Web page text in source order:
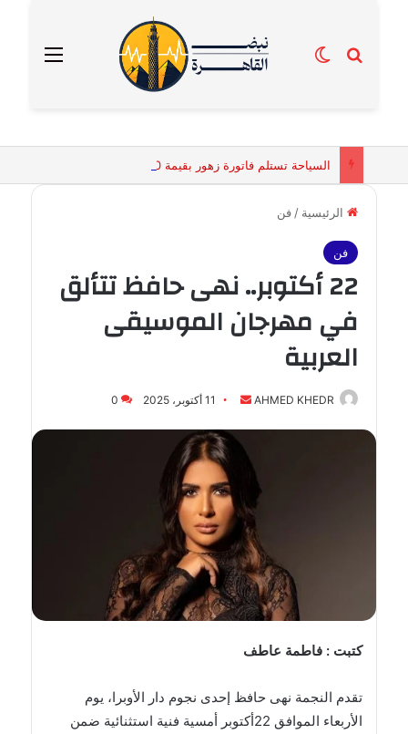
القائمة بحث عنالوضع المظلم
الرئيسية / فن
فن
22 أكتوبر.. نهى حافظ تتألق
في مهرجان الموسيقى
العربية
AHMED KHEDR
أرسل
إلكترونيا
11 أكتوبر، 2025 0
كتبت : فاطمة عاطف
تقدم النجمة نهى حافظ إحدى نجوم دار الأوبرا، يوم
الأربعاء الموافق 22أكتوبر أمسية فنية استثنائية ضمن